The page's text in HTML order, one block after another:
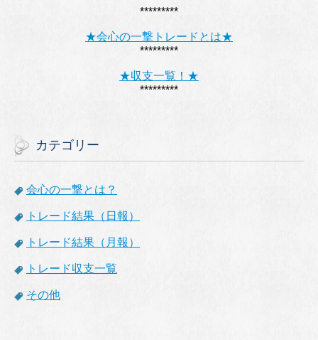
*********
★会心の一撃トレードとは★
*********
★収支一覧！★
*********
カテゴリー
会心の一撃とは？
トレード結果（日報）
トレード結果（月報）
トレード収支一覧
その他